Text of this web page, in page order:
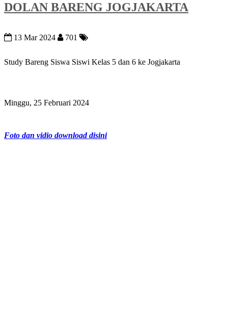
DOLAN BARENG JOGJAKARTA
13 Mar 2024 701
Study Bareng Siswa Siswi Kelas 5 dan 6 ke Jogjakarta
Minggu, 25 Februari 2024
Foto dan vidio download disini